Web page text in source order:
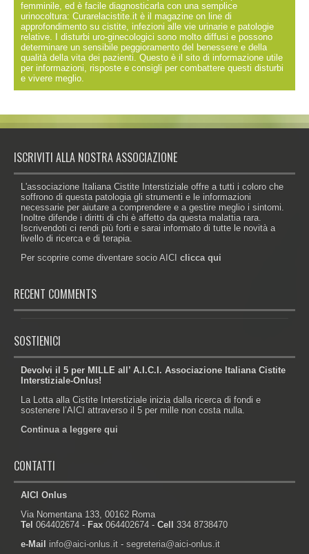
femminile, ed è facile diagnosticarla con una semplice
urinocoltura: Curarelacistite.it è il magazine on line di
approfondimento su cistite, infezioni alle vie urinarie e patologie
relative. I disturbi uro-ginecologici sono molto diffusi e possono
determinare un sensibile peggioramento del benessere e della
qualità della vita dei pazienti. Questo è il sito di informazione utile
per informazioni, risposte e consigli per combattere questi disturbi
e vivere meglio.
ISCRIVITI ALLA NOSTRA ASSOCIAZIONE
L'associazione Italiana Cistite Interstiziale offre a tutti i coloro che
soffrono di questa patologia gli strumenti e le informazioni
necessarie per aiutare a comprendere e a gestire meglio i sintomi.
Inoltre difende i diritti di chi è affetto da questa malattia rara.
Iscrivendoti ci rendi più forti e sarai informato di tutte le novità a
livello di ricerca e di terapia.
Per scoprire come diventare socio AICI clicca qui
RECENT COMMENTS
SOSTIENICI
Devolvi il 5 per MILLE all’ A.I.C.I. Associazione Italiana Cistite
Interstiziale-Onlus!
La Lotta alla Cistite Interstiziale inizia dalla ricerca di fondi e
sostenere l’AICI attraverso il 5 per mille non costa nulla.
Continua a leggere qui
CONTATTI
AICI Onlus
Via Nomentana 133, 00162 Roma
Tel 064402674 - Fax 064402674 - Cell 334 8738470
e-Mail info@aici-onlus.it - segreteria@aici-onlus.it